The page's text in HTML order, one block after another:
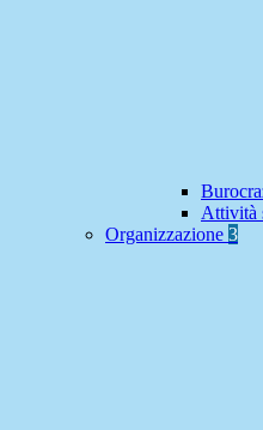
Attività
Organizzazione 3